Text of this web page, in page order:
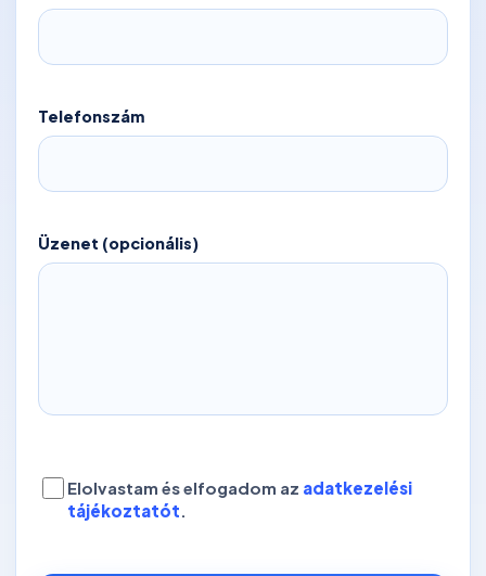
Telefonszám
Üzenet (opcionális)
Elolvastam és elfogadom az adatkezelési
tájékoztatót.